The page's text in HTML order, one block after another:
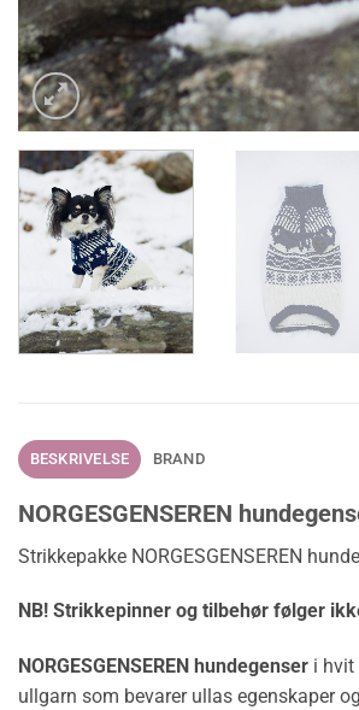
BESKRIVELSE BRAND
NORGESGENSEREN
Strikkepakke NORGESGENSEREN
NB! Strikkepinner og tilbehør følger
NORGESGENSEREN hundegenser i hvit
ullgarn som bevarer ullas egenskaper